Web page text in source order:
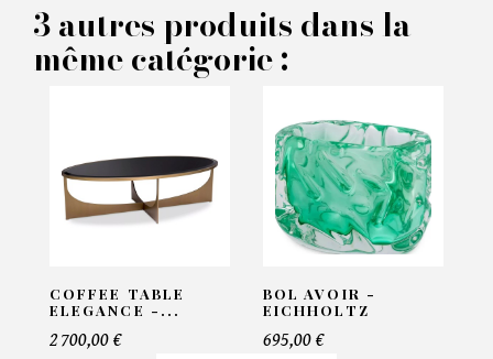
Lampe a poser Gaultier -
Eichholtz
VOS INFORMATIONS :
Nom*
3 autres produits dans la
même catégorie :
COFFEE TABLE
ELEGANCE -...
2 700,00 €
BOL AVOIR -
EICHHOLTZ
695,00 €